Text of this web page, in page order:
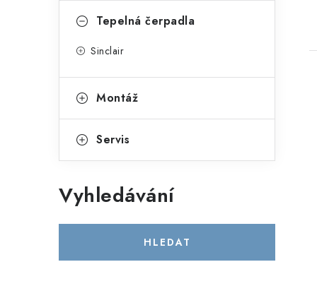
Tepelná čerpadla
Sinclair
Montáž
Servis
Vyhledávání
HLEDAT